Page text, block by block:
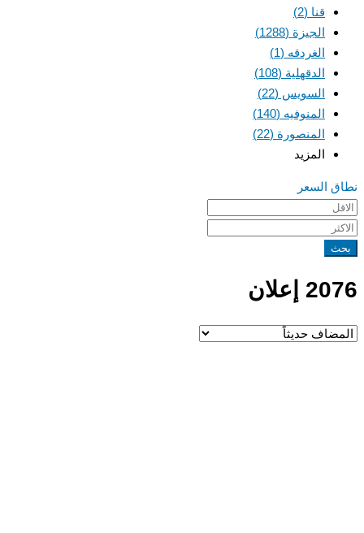
قنا (2)
الجيزة (1288)
الغردقه (1)
الدقهلية (108)
السويس (22)
المنوفيه (140)
المنصورة (22)
المزيد
نطاق السعر
بحث
2076 إعلان